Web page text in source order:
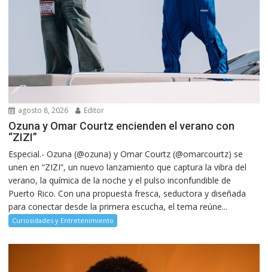
agosto 8, 2026 Editor
Ozuna y Omar Courtz encienden el verano con
“ZIZI”
Especial.- Ozuna (@ozuna) y Omar Courtz (@omarcourtz) se
unen en “ZIZI”, un nuevo lanzamiento que captura la vibra del
verano, la química de la noche y el pulso inconfundible de
Puerto Rico. Con una propuesta fresca, seductora y diseñada
para conectar desde la primera escucha, el tema reúne...
Curiosidades y Entretenimiento